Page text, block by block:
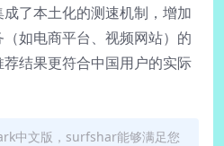
了本土化的测速机制，增加
如电商平台、视频网站）的
结果更符合中国用户的实际
中文版，surfshar能够满足您